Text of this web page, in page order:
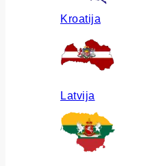
Kroatija
Latvija